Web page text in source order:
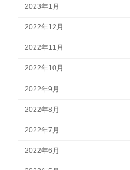
2023年1月
2022年12月
2022年11月
2022年10月
2022年9月
2022年8月
2022年7月
2022年6月